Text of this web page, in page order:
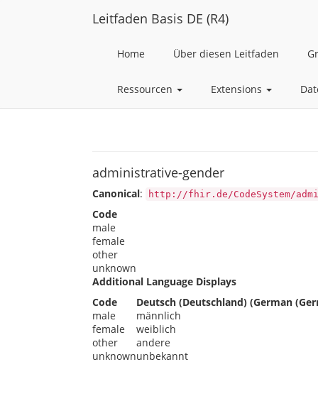
Leitfaden Basis DE (R4)
Home Über diesen Leitfaden
Ressourcen Extensions
administrative-gender
Canonical: http://fhir.de/CodeSystem/
Code
male
female
other
unknown
Additional Language Displays
Code
Deutsch (Deutschland) (German
male
männlich
female
weiblich
other
andere
unknownunbekannt